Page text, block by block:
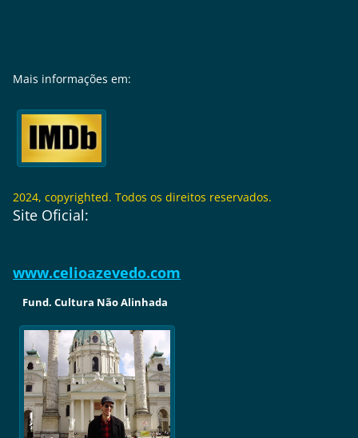
Mais informações em:
2024, copyrighted. Todos os direitos reservados.
Site Oficial:
www.celioazevedo.com
Fund. Cultura Não Alinhada